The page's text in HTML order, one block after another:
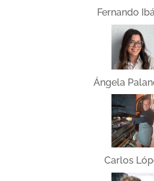
Fernando
Ángela
Carlos